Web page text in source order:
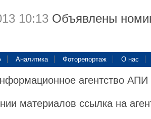
10:13 Объявлены
Аналитика Фоторепортаж О нас
агентство
материалов ссылка на